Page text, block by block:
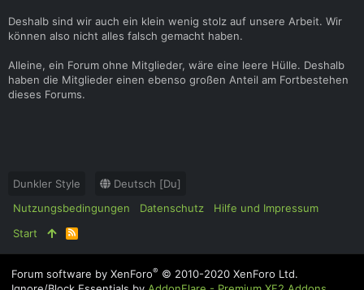
Deshalb sind wir auch ein klein wenig stolz auf unsere Arbeit. Wir
können also nicht alles falsch gemacht haben.
Alleine, ein Forum ohne Mitglieder, wäre eine leere Hülle. Deshalb
haben die Mitglieder einen ebenso großen Anteil am Fortbestehen
dieses Forums.
Dunkler Style
Deutsch [Du]
Nutzungsbedingungen
Datenschutz
Hilfe und Impressum
Start
R
S
S
Forum software by XenForo® © 2010-2020 XenForo Ltd.